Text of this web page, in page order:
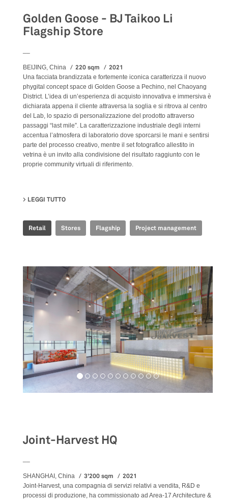
Golden Goose - BJ Taikoo Li
Flagship Store
BEIJING, China 220 sqm 2021
Una facciata brandizzata e fortemente iconica caratterizza il nuovo
phygital concept space di Golden Goose a Pechino, nel Chaoyang
District. L’idea di un’esperienza di acquisto innovativa e immersiva è
dichiarata appena il cliente attraversa la soglia e si ritrova al centro
del Lab, lo spazio di personalizzazione del prodotto attraverso
passaggi “last mile”. La caratterizzazione industriale degli interni
accentua l’atmosfera di laboratorio dove sporcarsi le mani e sentirsi
parte del processo creativo, mentre il set fotografico allestito in
vetrina è un invito alla condivisione del risultato raggiunto con le
proprie community virtuali di riferimento.
LEGGI TUTTO
Retail Stores Flagship Project management
Joint-Harvest HQ
SHANGHAI, China 3'200 sqm 2021
Joint-Harvest, una compagnia di servizi relativi a vendita, R&D e
processi di produzione, ha commissionato ad Area-17 Architecture &